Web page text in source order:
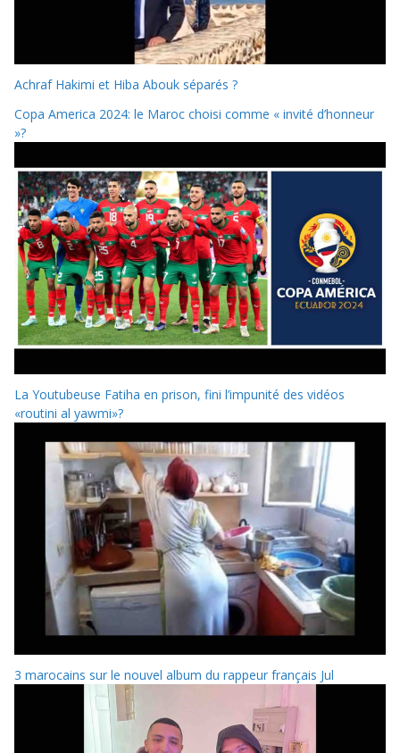
Achraf Hakimi et Hiba Abouk séparés ?
Copa America 2024: le Maroc choisi comme « invité d’honneur
»?
La Youtubeuse Fatiha en prison, fini l’impunité des vidéos
«routini al yawmi»?
3 marocains sur le nouvel album du rappeur français Jul